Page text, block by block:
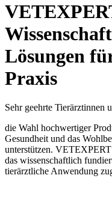
Lösungen
Praxis
Sehr geehrte Tierärztinnen
die Wahl hochwertiger
Gesundheit und das
unterstützen.
das wissenschaftlich
tierärztliche Anwendung